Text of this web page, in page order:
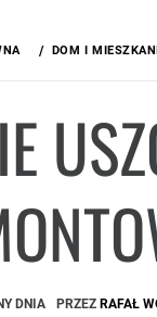
DOM I
DNIA PRZEZ RAFAŁ